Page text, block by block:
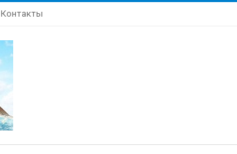
Контакты